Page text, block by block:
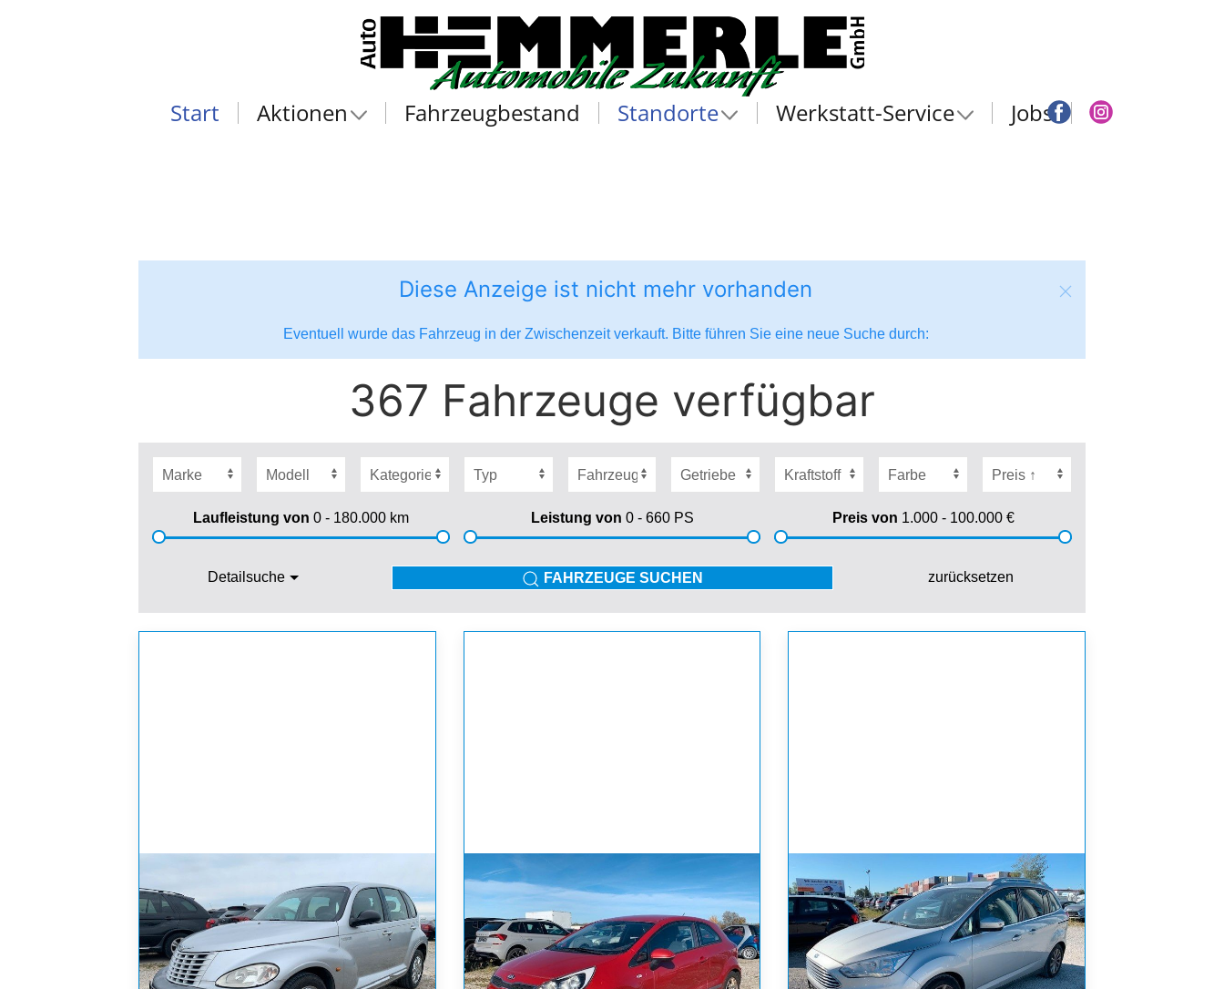
Start Aktionen Fahrzeugbestand Standorte Werkstatt-Service Jobs
Diese Anzeige ist nicht mehr vorhanden
Eventuell wurde das Fahrzeug in der Zwischenzeit verkauft. Bitte führen Sie eine neue Suche durch:
367 Fahrzeuge verfügbar
Laufleistung von 0 - 180.000km Leistung von 0 - 660PS Preis von 1.000 - 100.000€
Detailsuche FAHRZEUGE SUCHEN zurücksetzen